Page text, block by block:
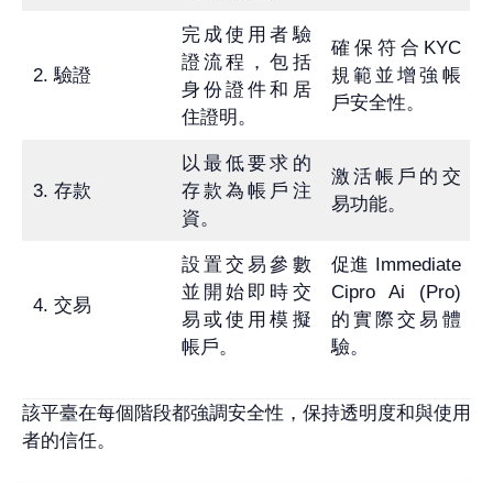
2. 驗證
完成使用者驗
證流程，包括
身份證件和居
住證明。
確保符合KYC
規範並增強帳
戶安全性。
3. 存款
以最低要求的
存款為帳戶注
資。
激活帳戶的交
易功能。
4. 交易
設置交易參數
並開始即時交
易或使用模擬
帳戶。
促進 Immediate
Cipro Ai (Pro)
的實際交易體
驗。
該平臺在每個階段都強調安全性，保持透明度和與使用
者的信任。